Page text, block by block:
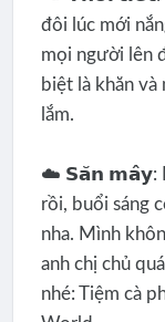
đôi lúc mới
mọi người lên
biệt là khăn
lắm.
☁️ 𝗦𝗮̆𝗻 𝗺𝗮̂𝘆:
rồi, buổi sáng
nha. Mình
anh chị chủ
nhé: Tiệm cà